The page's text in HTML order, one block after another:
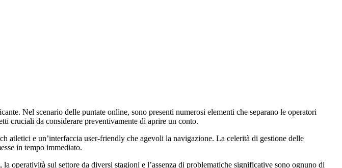
Nel scenario delle puntate online, sono presenti numerosi elementi che separano le operatori
cruciali da considerare preventivamente di aprire un conto.
atletici e un’interfaccia user-friendly che agevoli la navigazione. La celerità di gestione delle
in tempo immediato.
sul settore da diversi stagioni e l’assenza di problematiche significative sono ognuno di